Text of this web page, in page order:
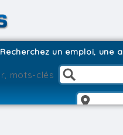
Recherchez un emploi, une